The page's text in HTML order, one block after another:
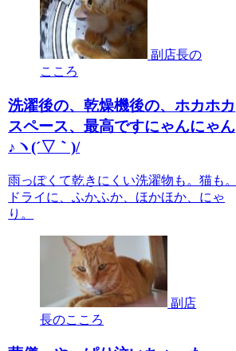
副店長の
こころ
洗濯後の、乾燥機後の、ホカホカ
スペース、最高ですにゃんにゃん
♪ヽ(´▽｀)/
雨っぽくて乾きにくい洗濯物も。猫も。
ドライに、ふかふか、ほかほか、にゃ
り。
副店
長のこころ